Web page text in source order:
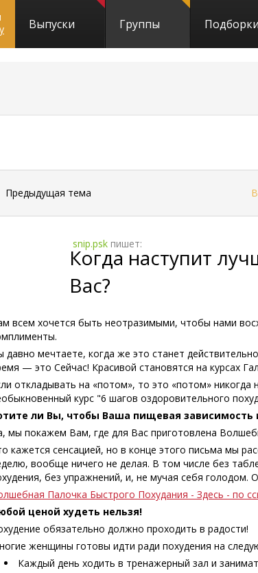
Выпуски Группы Подборки
Предыдущая тема
snip.psk пишет:
Когда наступит
Вас?
всем хочется быть неотразимыми, чтобы нами
давно мечтаете, когда же это станет
— это Сейчас! Красивой становятся на курсах
откладывать на «потом», то это «потом»
курс "6 шагов оздоровительного
ли Вы, чтобы Ваша пищевая зависимость
мы покажем Вам, где для Вас приготовлена
кажется сенсацией, но в конце этого письма мы
вообще ничего не делая. В том числе без
без упражнений, и, не мучая себя голодом.
Палочка Быстрого Похудания - Здесь - по
ценой худеть нельзя!
обязательно должно проходить в радости!
женщины готовы идти ради похудения на
Каждый день ходить в тренажерный зал и